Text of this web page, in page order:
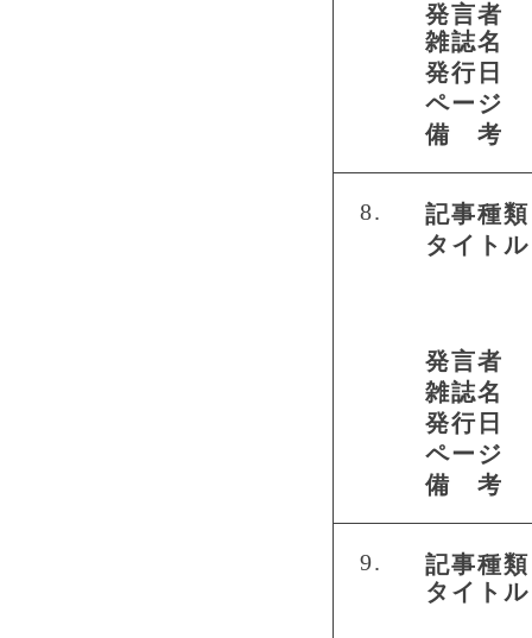
発言者
雑誌名
発行日
ページ
備 考
8.
記事種類
タイトル
発言者
雑誌名
発行日
ページ
備 考
9.
記事種類
タイトル